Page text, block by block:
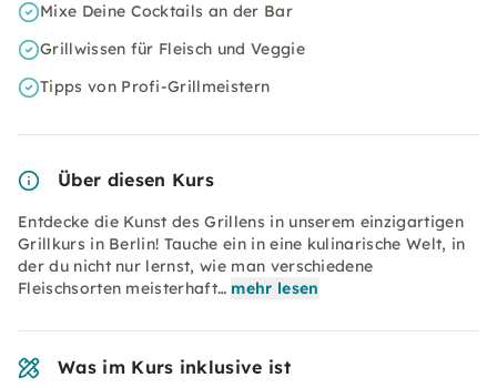
Mixe Deine Cocktails an der Bar
Grillwissen für Fleisch und Veggie
Tipps von Profi-Grillmeistern
Über diesen Kurs
Entdecke die Kunst des Grillens in unserem einzigartigen
Grillkurs in Berlin! Tauche ein in eine kulinarische Welt, in
der du nicht nur lernst, wie man verschiedene
Fleischsorten meisterhaft… mehr lesen
Was im Kurs inklusive ist